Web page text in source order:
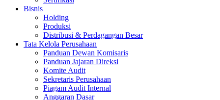
Bisnis
Holding
Produksi
Distribusi & Perdagangan Besar
Tata Kelola Perusahaan
Panduan Dewan Komisaris
Panduan Jajaran Direksi
Komite Audit
Sekretaris Perusahaan
Piagam Audit Internal
Anggaran Dasar